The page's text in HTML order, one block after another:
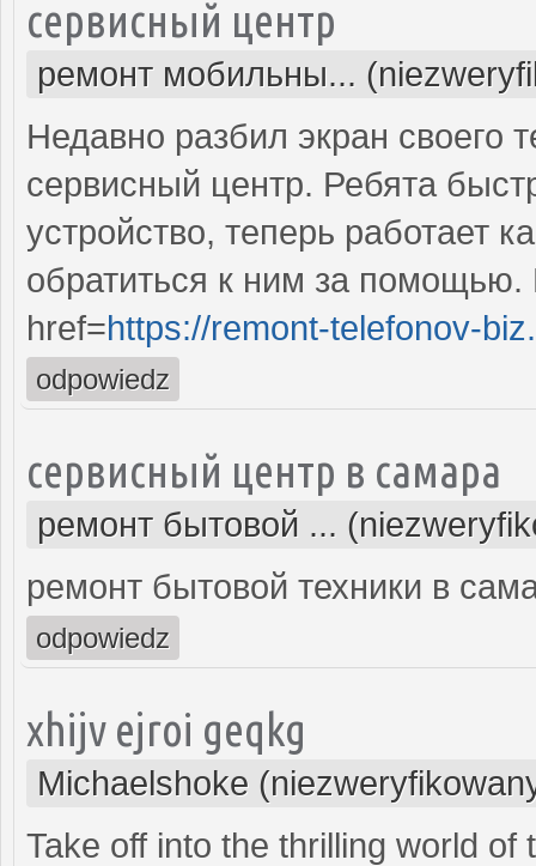
сервисный центр
ремонт мобильны...
Недавно разбил экран своего
сервисный центр. Ребята
устройство, теперь работает
обратиться к ним за помощью.
href=https://remont-telefonov-
odpowiedz
сервисный центр в самара
ремонт бытовой ...
ремонт бытовой техники в
odpowiedz
xhijv ejroi geqkg
Michaelshoke
Take off into the thrilling world